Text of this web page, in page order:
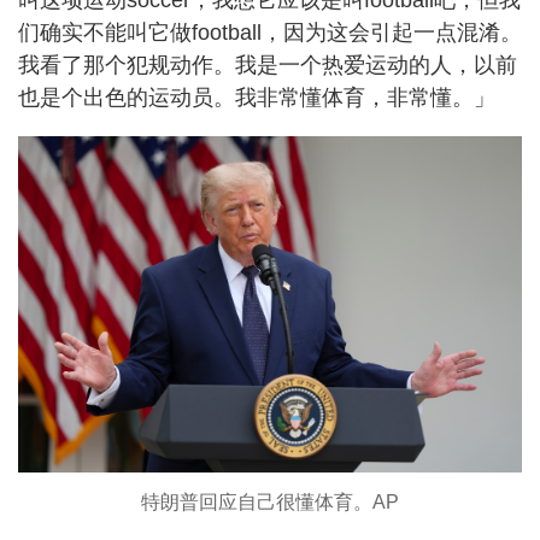
们确实不能叫它做football，因为这会引起一点混淆。
我看了那个犯规动作。我是一个热爱运动的人，以前
也是个出色的运动员。我非常懂体育，非常懂。」
特朗普回应自己很懂体育。AP